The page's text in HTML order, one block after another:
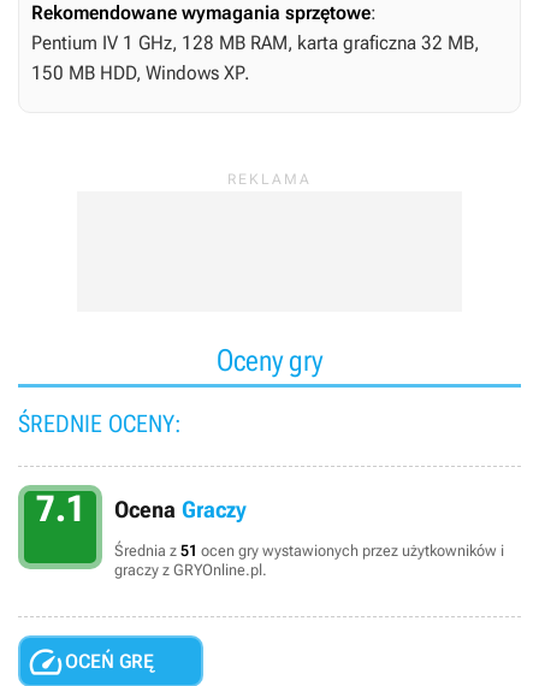
Rekomendowane wymagania sprzętowe:
Pentium IV 1 GHz, 128 MB RAM, karta graficzna 32 MB,
150 MB HDD, Windows XP.
Oceny gry
ŚREDNIE OCENY:
7.1 Ocena Graczy
Średnia z 51 ocen gry wystawionych przez użytkowników i
graczy z GRYOnline.pl.
OCEŃ GRĘ